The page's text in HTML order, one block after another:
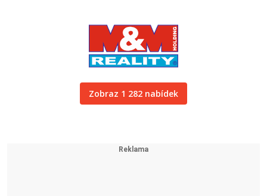
Zobraz 1 282 nabídek